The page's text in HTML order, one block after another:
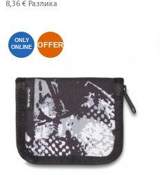
Спестявате:
8,36 € Разлика
ONLY
ONLINE
OFFER